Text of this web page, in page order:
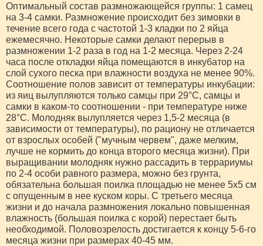
Оптимальный состав размножающейся группы: 1 самец
на 3-4 самки. Размножение происходит без зимовки в
течение всего года с частотой 1-3 кладки по 2 яйца
ежемесячно. Некоторые самки делают перерыв в
размножении 1-2 раза в год на 1-2 месяца. Через 2-24
часа после откладки яйца помещаются в инкубатор на
слой сухого песка при влажности воздуха не менее 90%.
Соотношение полов зависит от температуры инкубации:
из яиц вылупляются только самцы при 29°С, самцы и
самки в каком-то соотношении - при температуре ниже
28°С. Молодняк вылупляется через 1,5-2 месяца (в
зависимости от температуры), по рациону не отличается
от взрослых особей ("мучным червем", даже мелким,
лучше не кормить до конца второго месяца жизни). При
выращивании молодняк нужно рассадить в террариумы
по 2-4 особи равного размера, можно без грунта,
обязательна большая поилка площадью не менее 5х5 см
с опущенным в нее куском коры. С третьего месяца
жизни и до начала размножения локально повышенная
влажность (большая поилка с корой) перестает быть
необходимой. Половозрелость достигается к концу 5-6-го
месяца жизни при размерах 40-45 мм.